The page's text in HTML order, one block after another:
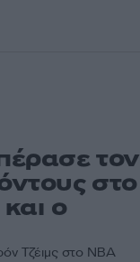
τον
στο
ο
Τζέιμς στο NBA